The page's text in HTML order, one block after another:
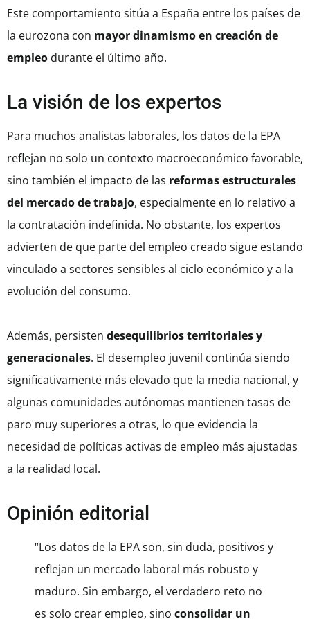
Este comportamiento sitúa a España entre los países de
la eurozona con mayor dinamismo en creación de
empleo durante el último año.
La visión de los expertos
Para muchos analistas laborales, los datos de la EPA
reflejan no solo un contexto macroeconómico favorable,
sino también el impacto de las reformas estructurales
del mercado de trabajo, especialmente en lo relativo a
la contratación indefinida. No obstante, los expertos
advierten de que parte del empleo creado sigue estando
vinculado a sectores sensibles al ciclo económico y a la
evolución del consumo.
Además, persisten desequilibrios territoriales y
generacionales. El desempleo juvenil continúa siendo
significativamente más elevado que la media nacional, y
algunas comunidades autónomas mantienen tasas de
paro muy superiores a otras, lo que evidencia la
necesidad de políticas activas de empleo más ajustadas
a la realidad local.
Opinión editorial
“Los datos de la EPA son, sin duda, positivos y
reflejan un mercado laboral más robusto y
maduro. Sin embargo, el verdadero reto no
es solo crear empleo, sino consolidar un